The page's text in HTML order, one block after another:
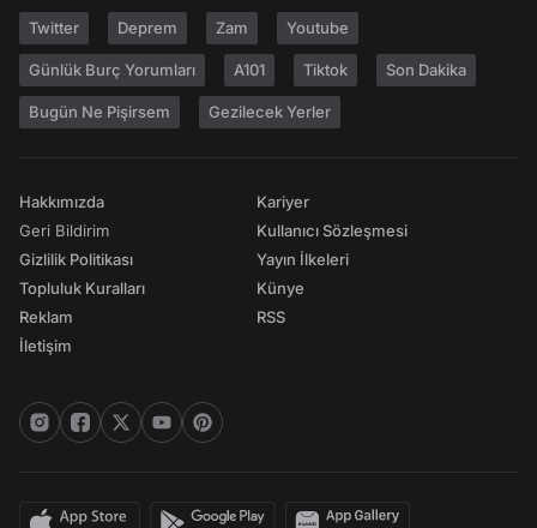
Twitter Deprem Zam Youtube
Günlük Burç Yorumları A101 Tiktok Son Dakika
Bugün Ne Pişirsem Gezilecek Yerler
Hakkımızda
Geri Bildirim
Gizlilik Politikası
Topluluk Kuralları
Reklam
İletişim
Kariyer
Kullanıcı Sözleşmesi
Yayın İlkeleri
Künye
RSS